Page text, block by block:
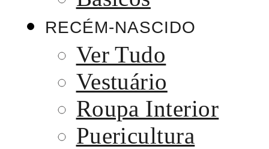
RECÉM-NASCIDO
Ver Tudo
Vestuário
Roupa Interior
Puericultura